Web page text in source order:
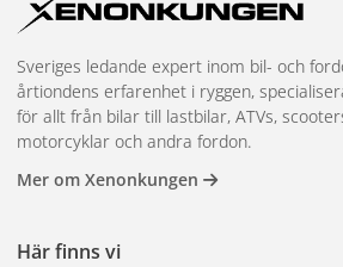
söker ett brett ljus för bättre sikt på
Sveriges ledande expert inom bil- och
årtiondens erfarenhet i ryggen,
för allt från bilar till lastbilar, ATVs,
motorcyklar och andra fordon.
Mer om Xenonkungen
Här finns vi